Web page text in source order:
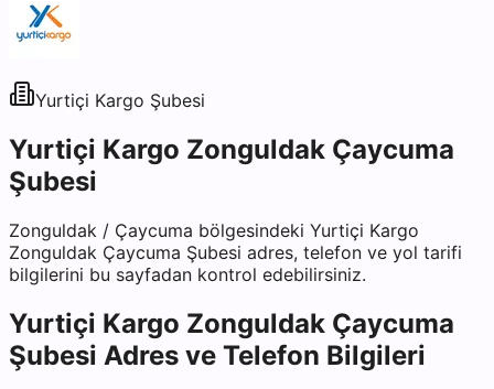
Yurtiçi Kargo Şubesi
Yurtiçi Kargo Zonguldak Çaycuma
Şubesi
Zonguldak / Çaycuma bölgesindeki Yurtiçi Kargo
Zonguldak Çaycuma Şubesi adres, telefon ve yol tarifi
bilgilerini bu sayfadan kontrol edebilirsiniz.
Yurtiçi Kargo Zonguldak Çaycuma
Şubesi Adres ve Telefon Bilgileri